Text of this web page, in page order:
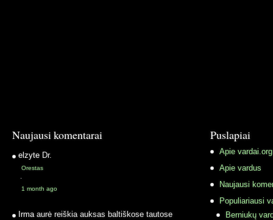
Naujausi komentarai
elzyte Dr.
Orestas
·
1 month ago
Irma aurė reiškia auksas baltiškose tautose
Puslapiai
Apie vardai.org
Apie vardus
Naujausi
Populiariausi
Berniukų